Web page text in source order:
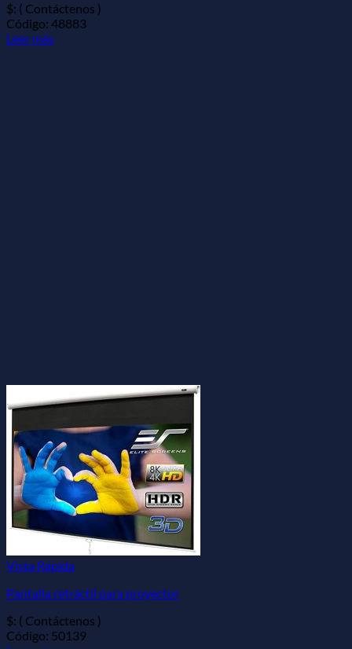
$: ( Contáctenos )
Código: 48883
Leer más
Vista Rápida
Pantalla retráctil para proyector
$: ( Contáctenos )
Código: 50139